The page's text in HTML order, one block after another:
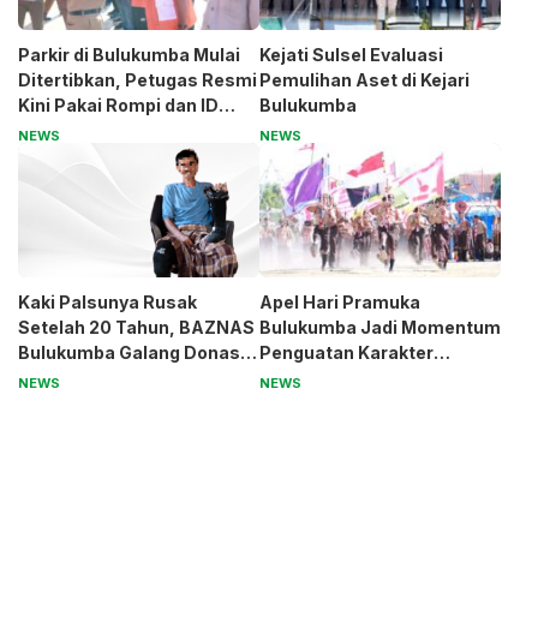
Parkir di Bulukumba Mulai
Ditertibkan, Petugas Resmi
Kini Pakai Rompi dan ID
Card
NEWS
Kejati Sulsel Evaluasi
Pemulihan Aset di Kejari
Bulukumba
NEWS
Kaki Palsunya Rusak
Setelah 20 Tahun, BAZNAS
Bulukumba Galang Donasi
untuk Pak Pardi
NEWS
Apel Hari Pramuka
Bulukumba Jadi Momentum
Penguatan Karakter
Generasi Muda
NEWS